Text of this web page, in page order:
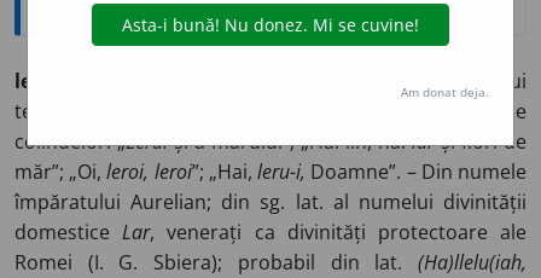
ler
, (lar, lăr, leroi, lerui, lenui), interj. Sens incert al unui
termen identificat în legende, basme și refrenele
colindelor: „Leruiși-a mărului”; „Hai lin, hailarși flori de
măr”; „Oi,leroi, leroi”; „Hai,leru-i, Doamne”. – Din numele
împăratului Aurelian; din sg. lat. al numelui divinității
domesticeLar, venerați ca divinități protectoare ale
Romei
(I. G. Sbiera); probabil din lat.(Ha)llelu(iah,
Am donat deja.